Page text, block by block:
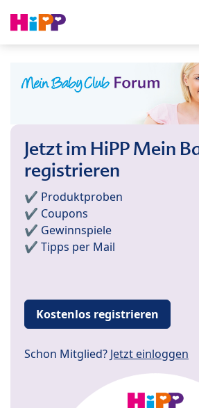
Jetzt im HiPP Mein
registrieren
✔️ Produktproben
✔️ Coupons
✔️ Gewinnspiele
✔️ Tipps per Mail
Kostenlos registrieren
Schon Mitglied? Jetzt einloggen